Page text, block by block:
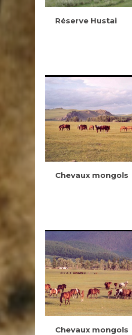
Réserve Hustai
Chevaux mongols
Chevaux mongols